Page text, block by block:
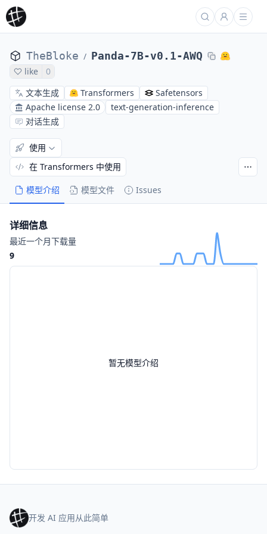
TheBloke / Panda-7B-v0.1-AWQ
like
0
文本生成
Transformers
Safetensors
Apache license 2.0
text-generation-inference
对话生成
模型介绍 模型文件 Issues
使用
在 Transformers 中使用
暂无模型介绍
详细信息
最近一个月下载量
9
开发 AI 应用从此简单